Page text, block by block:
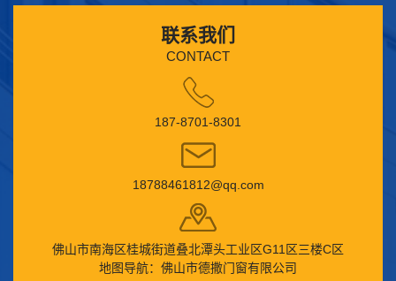
联系我们
CONTACT
187-8701-8301
18788461812@qq.com
佛山市南海区桂城街道叠北潭头工业区G11区三楼C区
地图导航：佛山市德撒门窗有限公司